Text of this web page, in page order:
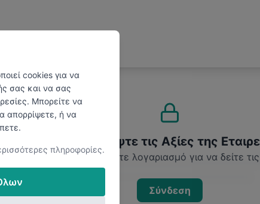
Ανακαλύψτε τις Αξίες της
Συνδεθείτε ή δημιουργήστε λογαριασμό για να δείτε
Σύνδεση
cookies για να
σας και να σας
Μπορείτε να
απορρίψετε, ή να
πληροφορίες.